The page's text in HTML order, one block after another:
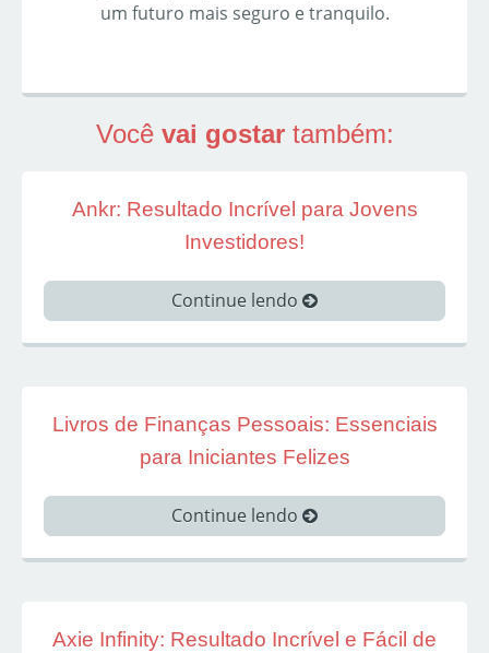
um futuro mais seguro e tranquilo.
Você vai gostartambém:
Ankr: Resultado Incrível para Jovens
Investidores!
Continue lendo
Livros de Finanças Pessoais: Essenciais
para Iniciantes Felizes
Continue lendo
Axie Infinity: Resultado Incrível e Fácil de